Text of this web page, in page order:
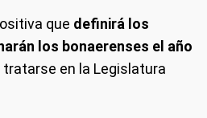
que definirá los
los bonaerenses el año
en la Legislatura